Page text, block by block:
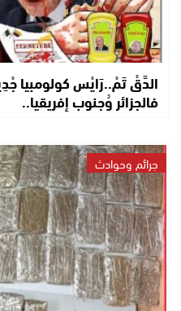
الدَّقْ تَمْ..رَايْس كولومبيا
فالجزائر وُجنوب إفريقيا..
جرائم وحوادث